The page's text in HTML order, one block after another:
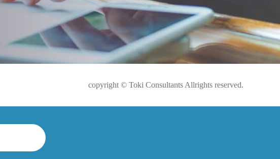
copyright © Toki Consultants Allrights reserved.